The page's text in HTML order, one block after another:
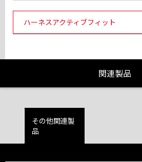
ハーネスアクティブフィット
関連製品
その他関連製
品